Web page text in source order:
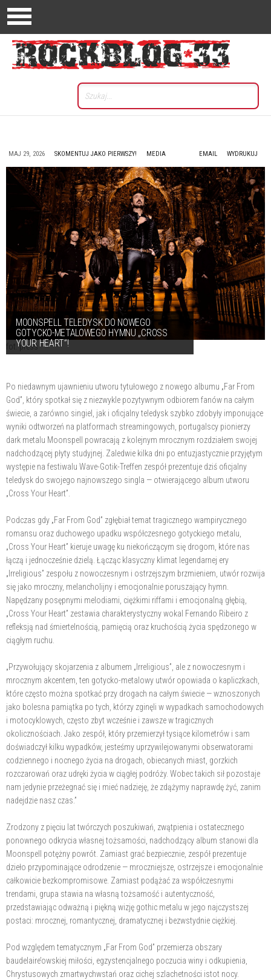
MAJ 29, 2026 WYDRUKUJ
EMAIL
SKOMENTUJ JAKO PIERWSZY! MEDIA
MOONSPELL TELEDYSK DO NOWEGO
GOTYCKO-METALOWEGO HYMNU „CROSS
YOUR HEART”!
fot. press
Po niedawnym ujawnieniu utworu tytułowego z nowego albumu „Far From
God”, który spotkał się z niezwykle pozytywnym odbiorem fanów na całym
świecie, a zarówno singiel, jak i oficjalny teledysk szybko zdobyły imponujące
wyniki odtworzeń na platformach streamingowych, portugalscy pionierzy
dark metalu Moonspell powracają z kolejnym mrocznym rozdziałem swojej
nadchodzącej płyty studyjnej. Zaledwie kilka dni po entuzjastycznie przyjętym
występie na festiwalu Wave-Gotik-Treffen zespół prezentuje dziś oficjalny
teledysk do swojego najnowszego singla — otwierającego album utworu
„Cross Your Heart”.
Podczas gdy „Far From God” zgłębiał temat tragicznego wampirycznego
romansu oraz duchowego upadku współczesnego gotyckiego metalu,
„Cross Your Heart” kieruje uwagę ku niekończącym się drogom, które nas
łączą i jednocześnie dzielą. Łącząc klasyczny klimat legendarnej ery
„Irreligious” zespołu z nowoczesnym i ostrzejszym brzmieniem, utwór rozwija
się jako mroczny, melancholijny i emocjonalnie poruszający hymn.
Napędzany posępnymi melodiami, ciężkimi riffami i emocjonalną głębią,
„Cross Your Heart” zestawia charakterystyczny wokal Fernando Ribeiro z
refleksją nad śmiertelnością, pamięcią oraz kruchością życia spędzonego w
ciągłym ruchu.
„Przywołujący skojarzenia z albumem „Irreligious”, ale z nowoczesnym i
mrocznym akcentem, ten gotycko-metalowy utwór opowiada o kapliczkach,
które często można spotkać przy drogach na całym świecie — wznoszonych
jako bolesna pamiątka po tych, którzy zginęli w wypadkach samochodowych
i motocyklowych, często zbyt wcześnie i zawsze w tragicznych
okolicznościach. Jako zespół, który przemierzył tysiące kilometrów i sam
doświadczył kilku wypadków, jesteśmy uprzywilejowanymi obserwatorami
codziennego i nocnego życia na drogach, obiecanych miast, gorzkich
rozczarowań oraz udręki życia w ciągłej podróży. Wobec takich sił pozostaje
nam jedynie przeżegnać się i mieć nadzieję, że zdążymy naprawdę żyć, zanim
nadejdzie nasz czas.”
Zrodzony z pięciu lat twórczych poszukiwań, zwątpienia i ostatecznego
ponownego odkrycia własnej tożsamości, nadchodzący album stanowi dla
Moonspell potężny powrót. Zamiast grać bezpiecznie, zespół prezentuje
dzieło przypominające odrodzenie — mroczniejsze, ostrzejsze i emocjonalnie
całkowicie bezkompromisowe. Zamiast podążać za współczesnymi
trendami, grupa stawia na własną tożsamość i autentyczność,
przedstawiając odważną i piękną wizję gothic metalu w jego najczystszej
postaci: mrocznej, romantycznej, dramatycznej i bezwstydnie ciężkiej.
Pod względem tematycznym „Far From God” przemierza obszary
baudelaire’owskiej miłości, egzystencjalnego poczucia winy i odkupienia,
Chrystusowych zmartwychwstań oraz cichej szlachetności istot nocy.